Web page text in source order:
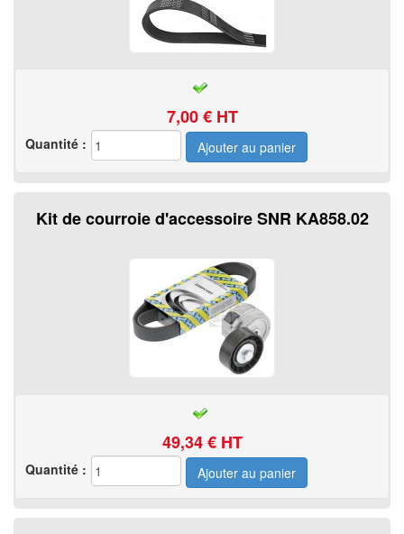
7,00€ HT
Quantité :
Kit de courroie d'accessoire SNR KA858.02
49,34€ HT
Quantité :